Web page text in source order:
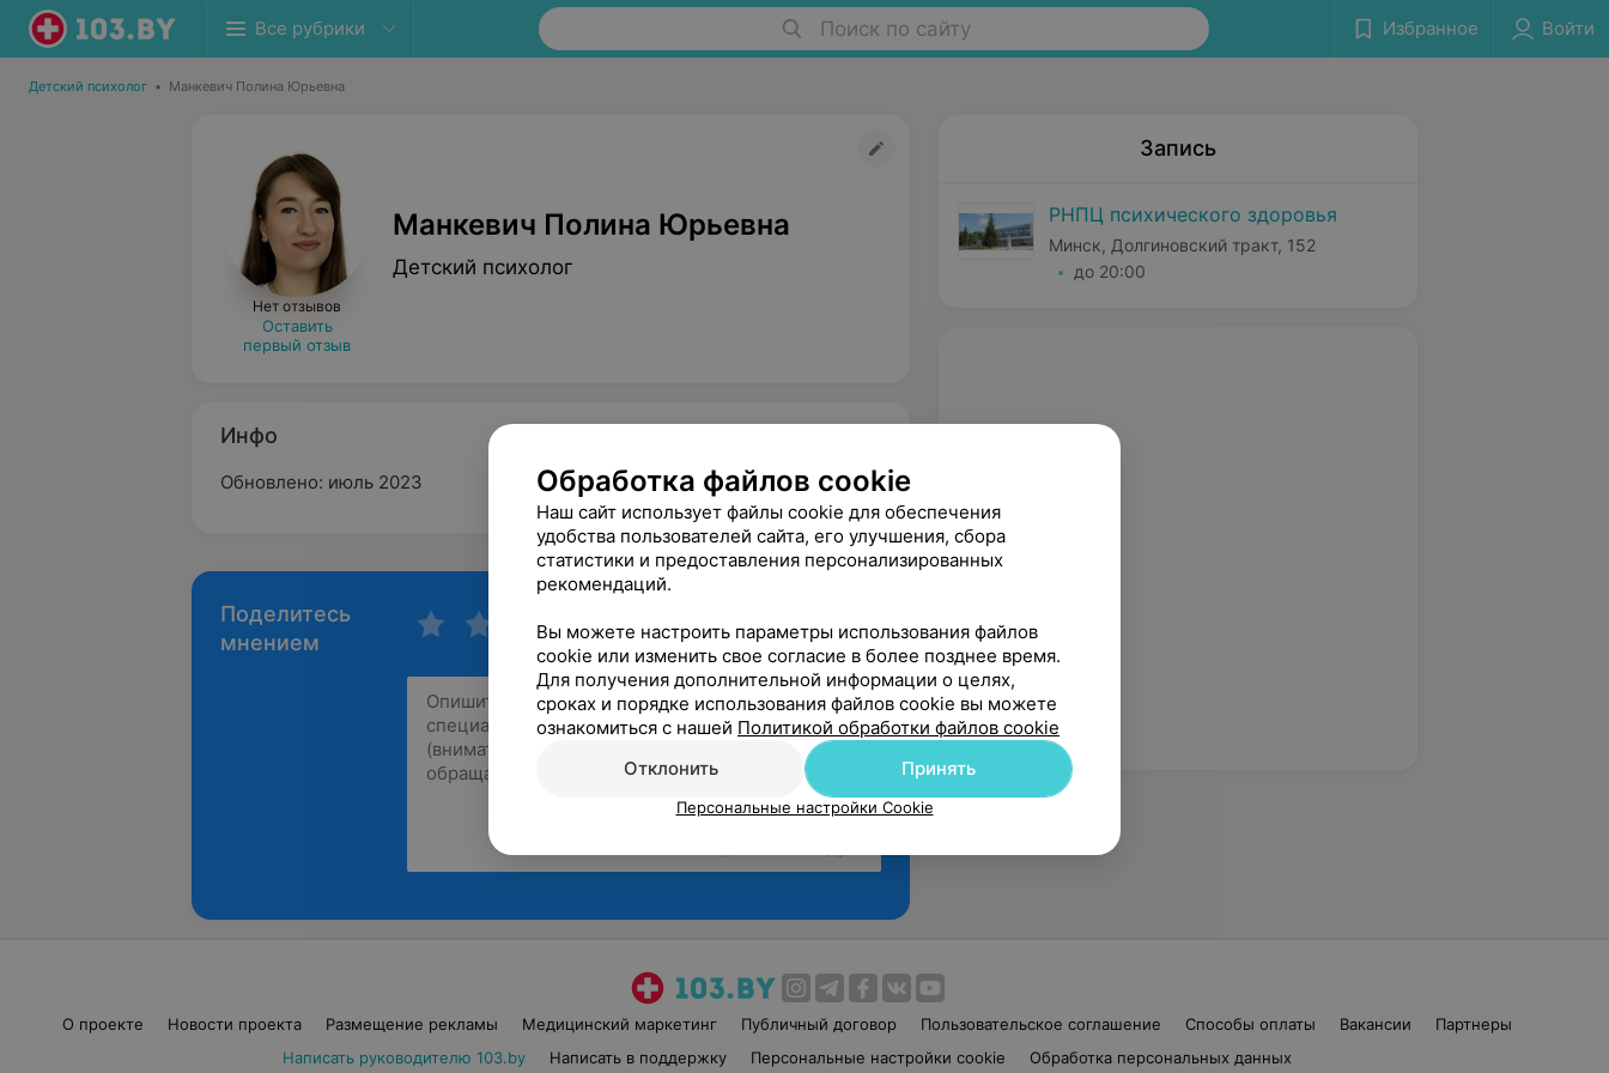
Все рубрики Поиск по сайту Избранное Войти
Детский психолог • Манкевич Полина Юрьевна
Нет отзывов
Оставить
первый отзыв
Манкевич Полина Юрьевна
Детский психолог
Инфо
Обновлено: июль 2023
Поделитесь
мнением
Запись
РНПЦ психического здоровья
Минск, Долгиновский тракт, 152
до 20:00
О проекте Новости проекта Размещение рекламы Медицинский маркетинг Публичный договор Пользовательское соглашение Способы оплаты Вакансии
Партнеры
Написать руководителю 103.by
Написать в поддержку Персональные настройки cookie Обработка персональных данных
Обработка файлов cookie
Наш сайт использует файлы cookie для обеспечения
удобства пользователей сайта, его улучшения, сбора
статистики и предоставления персонализированных
рекомендаций.
Вы можете настроить параметры использования файлов
cookie или изменить свое согласие в более позднее время.
Для получения дополнительной информации о целях,
сроках и порядке использования файлов cookie вы можете
ознакомиться с нашей Политикой обработки файлов cookie
Отклонить
Принять
Персональные настройки Cookie